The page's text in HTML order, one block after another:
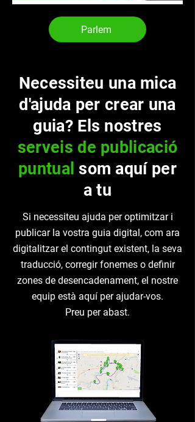
Parlem
Necessiteu una mica
d'ajuda per crear una
guia? Els nostres
serveis de publicació
puntual som aquí per
a tu
Si necessiteu ajuda per optimitzar i
publicar la vostra guia digital, com ara
digitalitzar el contingut existent, la seva
traducció, corregir fonemes o definir
zones de desencadenament, el nostre
equip està aquí per ajudar-vos.
Preu per abast.